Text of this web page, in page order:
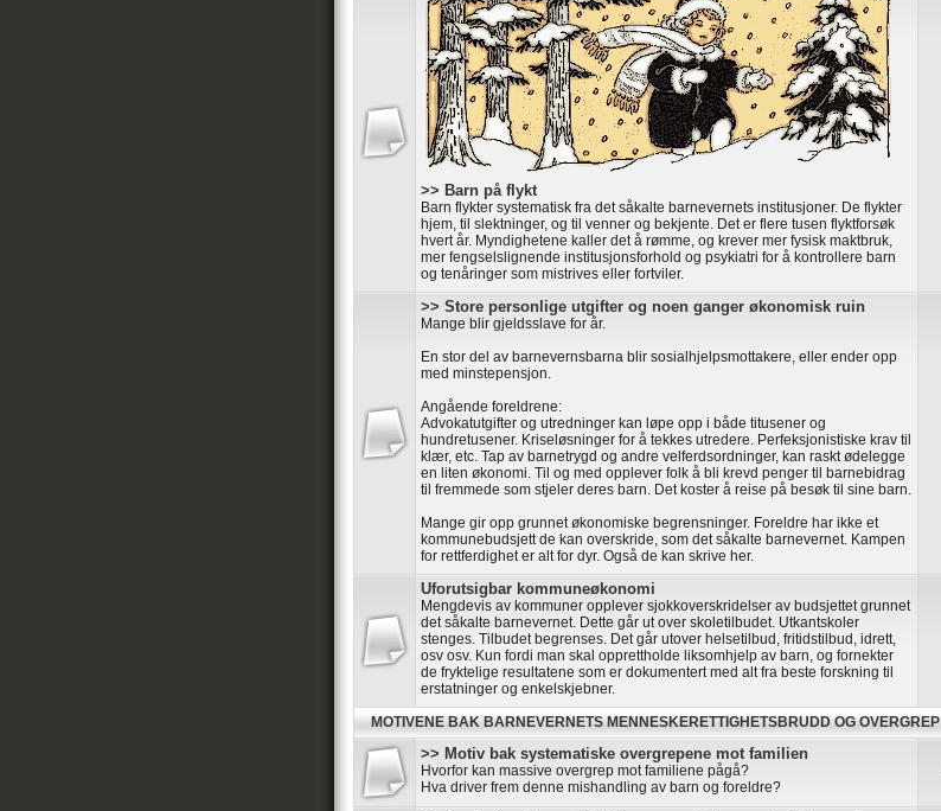
>> Barn på flykt
Barn flykter systematisk fra det såkalte barnevernets institusjoner. De flykter
hjem, til slektninger, og til venner og bekjente. Det er flere tusen flyktforsøk
hvert år. Myndighetene kaller det å rømme, og krever mer fysisk maktbruk,
mer fengselslignende institusjonsforhold og psykiatri for å kontrollere barn
og tenåringer som mistrives eller fortviler.
>> Store personlige utgifter og noen ganger økonomisk ruin
Mange blir gjeldsslave for år.
En stor del av barnevernsbarna blir sosialhjelpsmottakere, eller ender opp
med minstepensjon.
Angående foreldrene:
Advokatutgifter og utredninger kan løpe opp i både titusener og
hundretusener. Kriseløsninger for å tekkes utredere. Perfeksjonistiske krav til
klær, etc. Tap av barnetrygd og andre velferdsordninger, kan raskt ødelegge
en liten økonomi. Til og med opplever folk å bli krevd penger til barnebidrag
til fremmede som stjeler deres barn. Det koster å reise på besøk til sine barn.
Mange gir opp grunnet økonomiske begrensninger. Foreldre har ikke et
kommunebudsjett de kan overskride, som det såkalte barnevernet. Kampen
for rettferdighet er alt for dyr. Også de kan skrive her.
Uforutsigbar kommuneøkonomi
Mengdevis av kommuner opplever sjokkoverskridelser av budsjettet grunnet
det såkalte barnevernet. Dette går ut over skoletilbudet. Utkantskoler
stenges. Tilbudet begrenses. Det går utover helsetilbud, fritidstilbud, idrett,
osv osv. Kun fordi man skal opprettholde liksomhjelp av barn, og fornekter
de fryktelige resultatene som er dokumentert med alt fra beste forskning til
erstatninger og enkelskjebner.
MOTIVENE BAK BARNEVERNETS MENNESKERETTIGHETSBRUDD OG OVERGREP
>> Motiv bak systematiske overgrepene mot familien
Hvorfor kan massive overgrep mot familiene pågå?
Hva driver frem denne mishandling av barn og foreldre?